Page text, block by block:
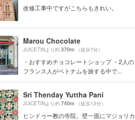
改修工事中ですがこちらもきれい。
Marou Chocolate
JUICETINより約370m （徒歩7分）
・おすすめチョコレートショップ ・2人の
フランス人がベトナムを旅する中で...
Sri Thenday Yuttha Pani
JUICETINより約740m （徒歩13分）
ヒンドゥー教の寺院。壁一面にマジョリカ